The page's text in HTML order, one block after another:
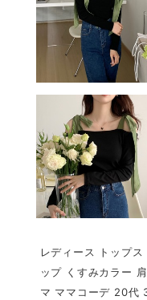
レディース トップ
ップ くすみカラー
マ ママコーデ 20代